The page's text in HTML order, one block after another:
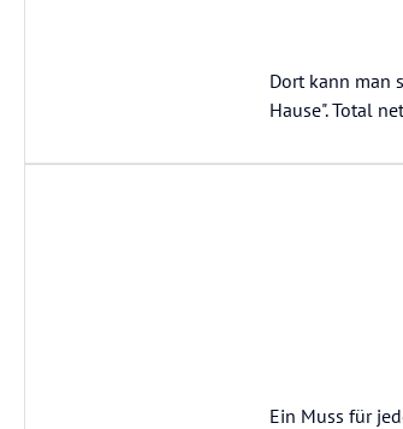
Dort kann man
Hause". Total
Ein Muss für